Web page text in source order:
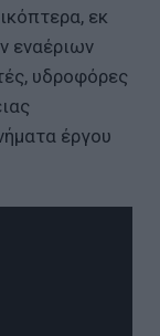
εκ
εναέριων
υδροφόρες
έργου